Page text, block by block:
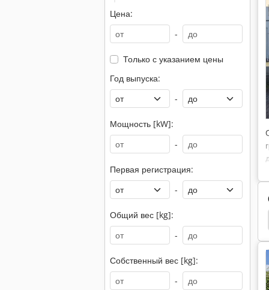
Цена:
-
Только с указанием цены
Год выпуска:
-
Мощность [kW]:
-
Первая регистрация:
-
Общий вес [kg]:
-
Собственный вес [kg]:
-
Дизельный Дизельные Погрузчики